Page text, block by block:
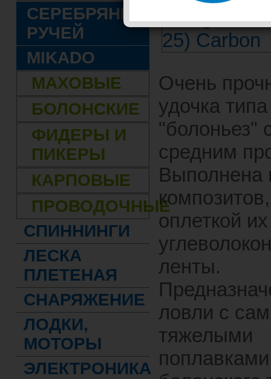
СЕРЕБРЯНЫЙ
РУЧЕЙ
MIKADO
МАХОВЫЕ
БОЛОНСКИЕ
ФИДЕРЫ И
ПИКЕРЫ
КАРПОВЫЕ
ПРОВОДОЧНЫЕ
СПИННИНГИ
ЛЕСКА
ПЛЕТЕНАЯ
СНАРЯЖЕНИЕ
ЛОДКИ,
МОТОРЫ
ЭЛЕКТРОНИКА
Очень
удочка типа
"болоньез"
средним
Выполнена
оплеткой их
ленты.
ловли с
тяжелыми
поплавками